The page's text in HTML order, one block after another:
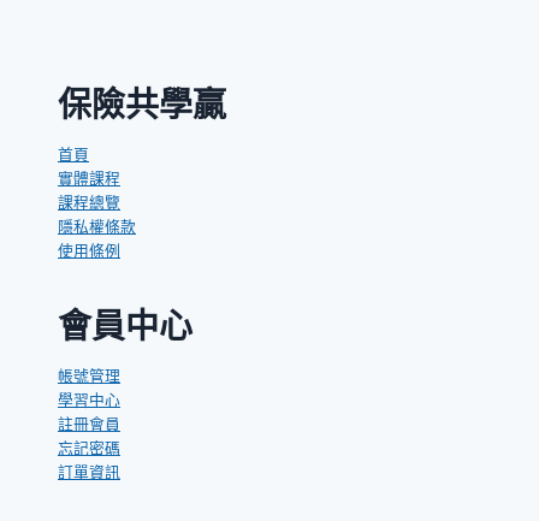
事
保險共學贏
首頁
實體課程
課程總覽
隱私權條款
使用條例
會員中心
帳號管理
學習中心
註冊會員
忘記密碼
訂單資訊